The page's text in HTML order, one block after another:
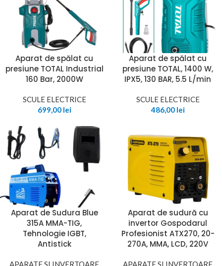
Aparat de spălat cu
presiune TOTAL Industrial
160 Bar, 2000W
SCULE ELECTRICE
699,00 lei
Aparat de spălat cu
presiune TOTAL, 1400 W,
IPX5, 130 BAR, 5.5 L/min
SCULE ELECTRICE
486,00 lei
Aparat de Sudura Blue
315A MMA-TIG,
Tehnologie IGBT,
Antistick
APARATE SI INVERTOARE
Aparat de sudură cu
invertor Gospodarul
Profesionist ATX270, 20-
270A, MMA, LCD, 220V
APARATE SI INVERTOARE